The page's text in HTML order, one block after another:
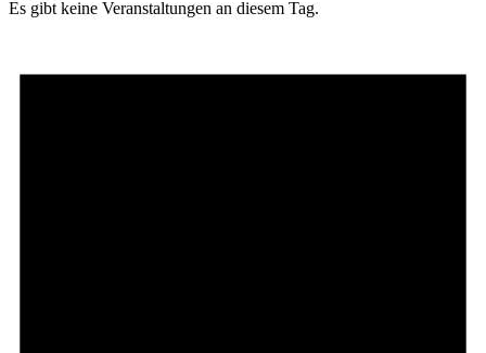
Es gibt keine Veranstaltungen an diesem Tag.